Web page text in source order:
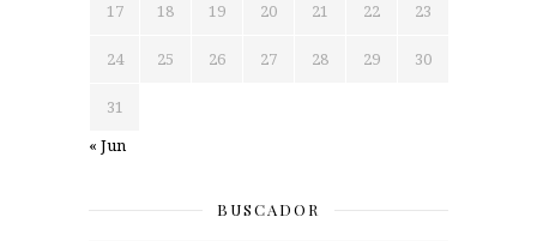
17 18 19 20 21 22 23
24 25 26 27 28 29 30
31
« Jun
BUSCADOR